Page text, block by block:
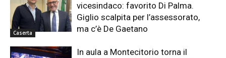
Caserta
vicesindaco: favorito Di Palma.
Giglio scalpita per l’assessorato,
ma c’è De Gaetano
In aula a Montecitorio torna il